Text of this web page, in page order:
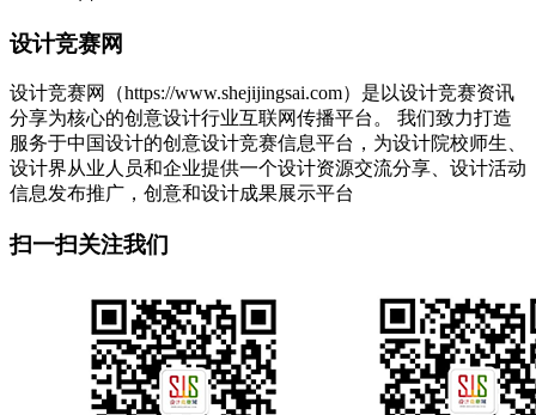
设计竞赛网
设计竞赛网（https://www.shejijingsai.com）是以设计竞赛资讯
分享为核心的创意设计行业互联网传播平台。 我们致力打造
服务于中国设计的创意设计竞赛信息平台，为设计院校师生、
设计界从业人员和企业提供一个设计资源交流分享、设计活动
信息发布推广，创意和设计成果展示平台
扫一扫关注我们